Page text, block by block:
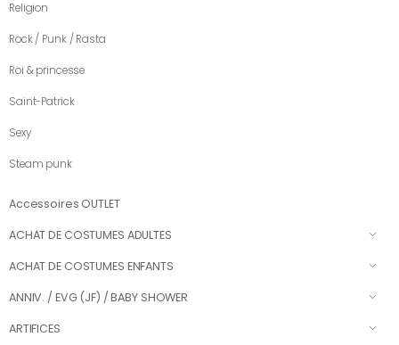
Religion
Rock / Punk / Rasta
Roi & princesse
Saint-Patrick
Sexy
Steam punk
Accessoires OUTLET
ACHAT DE COSTUMES ADULTES
ACHAT DE COSTUMES ENFANTS
ANNIV. / EVG (JF) / BABY SHOWER
ARTIFICES